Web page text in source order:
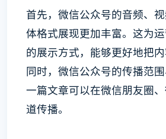
首先，微信公众号的音频、
体格式展现更加丰富。这为
的展示方式，能够更好地把内
同时，微信公众号的传播范围
一篇文章可以在微信朋友圈
道传播。